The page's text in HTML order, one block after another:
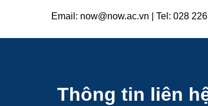
Email: now@now.ac.vn | Tel: 028
Thông tin liên